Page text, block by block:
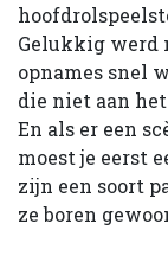
Gelukkig werd
opnames snel
die niet aan
En als er een
moest je eerst
zijn een soort
ze boren